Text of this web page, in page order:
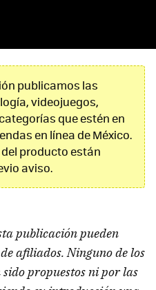
publicamos las
videojuegos,
que estén en
en línea de México.
producto están
aviso.
publicación pueden
afiliados. Ninguno de los
propuestos ni por las